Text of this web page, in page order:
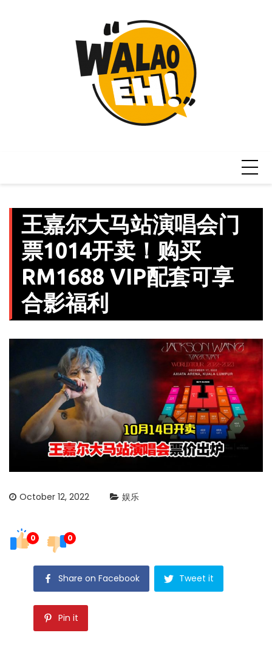
王嘉尔大马站演唱会门
票1014开卖！购买
RM1688 VIP配套可享
合影福利
October 12, 2022 娱乐
0 0
Share on Facebook Tweet it
Pin it